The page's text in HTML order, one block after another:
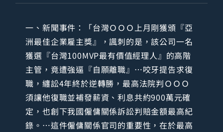
一、新聞事件：「台灣ＯＯＯ上月剛獲頒『亞
洲最佳企業雇主獎』，諷刺的是，該公司一名
獲選『台灣100MVP最有價值經理人』的高階
主管，竟遭強逼『自願離職』…咬牙提告求復
職，纏訟4年終於逆轉勝，最高法院判ＯＯＯ
須讓他復職並補發薪資、利息共約900萬元確
定，也創下我國僱傭關係訴訟判賠金額最高紀
錄。…這件僱傭關係官司的重要性，在於最高